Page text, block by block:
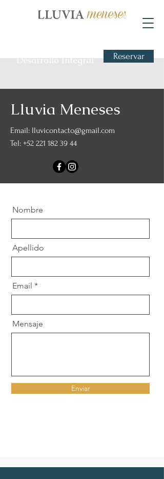
Desarrollo Integral Reservar
Lluvia Meneses
Email: lluvicontacto@gmail.com
Tel: +52 221 182 39 44
Nombre
Apellido
Email
Mensaje
Enviar